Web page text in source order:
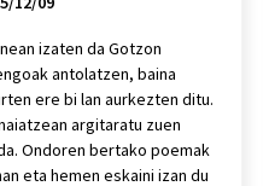
izaten da Gotzon
antolatzen, baina
ere bi lan aurkezten ditu.
argitaratu zuen
Ondoren bertako poemak
eta hemen eskaini izan du